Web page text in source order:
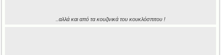
..αλλά και από τα κουζινικά του κουκλόσπιτου !